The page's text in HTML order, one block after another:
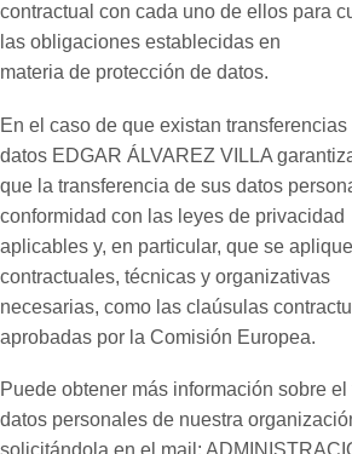
contractual con cada uno de ellos para
las obligaciones establecidas en
materia de protección de datos.
En el caso de que existan
datos EDGAR ÁLVAREZ VILLA
que la transferencia de sus datos
conformidad con las leyes de privacidad
aplicables y, en particular, que se
contractuales, técnicas y organizativas
necesarias, como las claúsulas
aprobadas por la Comisión Europea.
Puede obtener más información sobre
datos personales de nuestra